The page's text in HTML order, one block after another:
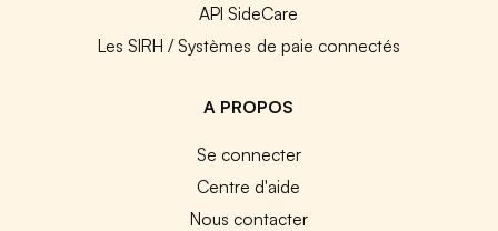
API SideCare
Les SIRH / Systèmes de paie connectés
A PROPOS
Se connecter
Centre d'aide
Nous contacter